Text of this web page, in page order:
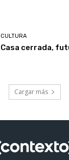
CULTURA
Casa cerrada,
Cargar más